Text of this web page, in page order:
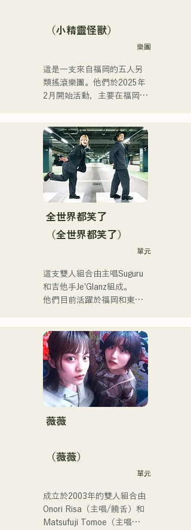
媒體上發布和直播影片。
（小精靈怪獸）
樂團
這是一支來自福岡的五人另
類搖滾樂團。他們於2025年
2月開始活動，主要在福岡縣
共鳴，配上朗朗上口的吉他
旋律，旨在創造一種能夠銘
刻在聽眾心中的音樂。
全世界都笑了
（全世界都笑了）
單元
這支雙人組合由主唱Suguru
和吉他手Je'Glanz組成。
他們目前活躍於福岡和東
他們的社群媒體瀏覽量超過
350萬，粉絲超過11.9萬！
他們也被選中代表J:COM福
岡、熊本和下關，演唱2024
年第106屆全日本高中棒球
錦標賽的主題曲，成為一支
值得關注的組合。
薇薇
（薇薇）
單元
成立於2003年的雙人組合由
Onori Risa（主唱/饒舌）和
Matsufuji Tomoe（主唱）